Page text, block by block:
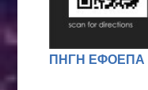
ΠΗΓΗ ΕΦΟΕΠΑ